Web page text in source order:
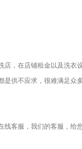
在店铺租金以及洗衣
供不应求，很难满足众
客服，我们的客服，给您